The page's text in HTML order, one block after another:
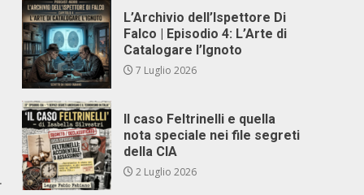
L’Archivio dell’Ispettore Di
Falco | Episodio 4: L’Arte di
Catalogare l’Ignoto
7 Luglio 2026
Il caso Feltrinelli e quella
nota speciale nei file segreti
della CIA
2 Luglio 2026